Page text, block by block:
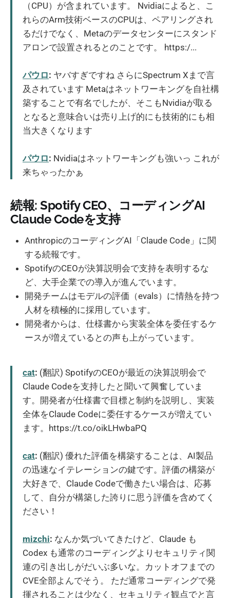
（CPU）が含まれています。 Nvidiaによると、こ
れらのArm技術ベースのCPUは、ペアリングされ
るだけでなく、Metaのデータセンターにスタンド
アロンで設置されるとのことです。 https:/...
パウロ: ヤバすぎですね さらにSpectrum Xまで言
及されています Metaはネットワーキングを自社構
築することで有名でしたが、そこもNvidiaが取る
となると意味合いは売り上げ的にも技術的にも相
当大きくなります
パウロ: Nvidiaはネットワーキングも強いっ これが
来ちゃったかぁ
続報: Spotify CEO、コーディングAI
Claude Codeを支持
AnthropicのコーディングAI「Claude Code」に関
する続報です。
SpotifyのCEOが決算説明会で支持を表明するな
ど、大手企業での導入が進んでいます。
開発チームはモデルの評価（evals）に情熱を持つ
人材を積極的に採用しています。
開発者からは、仕様書から実装全体を委任するケ
ースが増えているとの声も上がっています。
cat: (翻訳) SpotifyのCEOが最近の決算説明会で
Claude Codeを支持したと聞いて興奮していま
す。開発者が仕様書で目標と制約を説明し、実装
全体をClaude Codeに委任するケースが増えてい
ます。https://t.co/oikLHwbaPQ
cat: (翻訳) 優れた評価を構築することは、AI製品
の迅速なイテレーションの鍵です。評価の構築が
大好きで、Claude Codeで働きたい場合は、応募
して、自分が構築した誇りに思う評価を含めてく
ださい！
mizchi: なんか気づいてきたけど、Claude も
Codex も通常のコーディングよりセキュリティ関
連の引き出しがだいぶ多いな。カットオフまでの
CVE全部よんでそう。 ただ通常コーディングで発
揮されることは少なく、セキュリティ観点でと言